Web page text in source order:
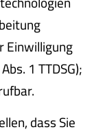
Einwilligung
1 TTDSG);
dass Sie